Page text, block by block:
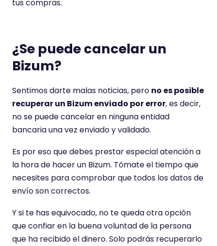
tus compras.
¿Se puede cancelar un
Bizum?
Sentimos darte malas noticias, pero no es posible
recuperar un Bizum enviado por error, es decir,
no se puede cancelar en ninguna entidad
bancaria una vez enviado y validado.
Es por eso que debes prestar especial atención a
la hora de hacer un Bizum. Tómate el tiempo que
necesites para comprobar que todos los datos de
envío son correctos.
Y si te has equivocado, no te queda otra opción
que confiar en la buena voluntad de la persona
que ha recibido el dinero. Solo podrás recuperarlo